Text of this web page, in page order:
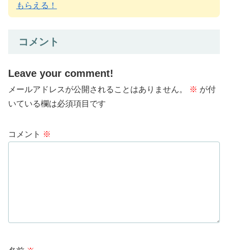
もらえる！
コメント
Leave your comment!
メールアドレスが公開されることはありません。 ※ が付
いている欄は必須項目です
コメント ※